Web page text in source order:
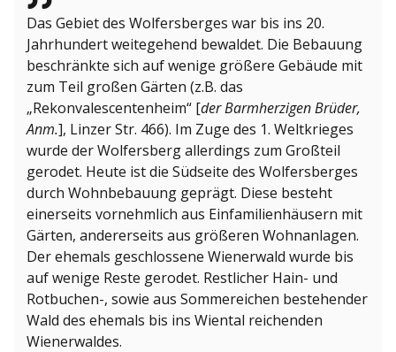
Das Gebiet des Wolfersberges war bis ins 20.
Jahrhundert weitegehend bewaldet. Die Bebauung
beschränkte sich auf wenige größere Gebäude mit
zum Teil großen Gärten (z.B. das
„Rekonvalescentenheim“ [der Barmherzigen Brüder,
Anm.], Linzer Str. 466). Im Zuge des 1. Weltkrieges
wurde der Wolfersberg allerdings zum Großteil
gerodet. Heute ist die Südseite des Wolfersberges
durch Wohnbebauung geprägt. Diese besteht
einerseits vornehmlich aus Einfamilienhäusern mit
Gärten, andererseits aus größeren Wohnanlagen.
Der ehemals geschlossene Wienerwald wurde bis
auf wenige Reste gerodet. Restlicher Hain- und
Rotbuchen-, sowie aus Sommereichen bestehender
Wald des ehemals bis ins Wiental reichenden
Wienerwaldes.